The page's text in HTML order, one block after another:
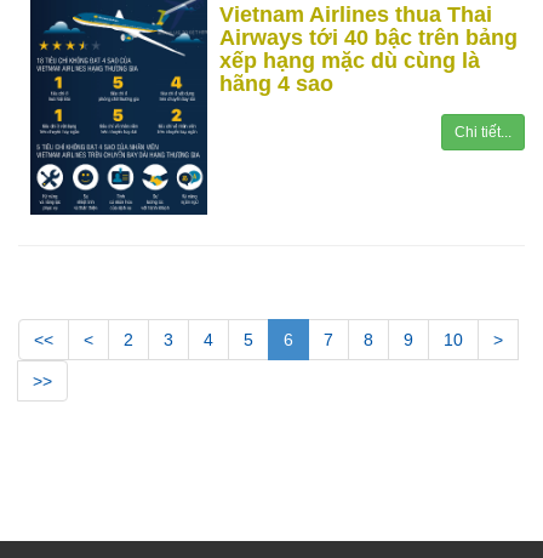
Vietnam Airlines thua Thai
Airways tới 40 bậc trên bảng
xếp hạng mặc dù cùng là
hãng 4 sao
Chi tiết...
<< < 2 3 4 5 6 7 8 9 10 >
>>